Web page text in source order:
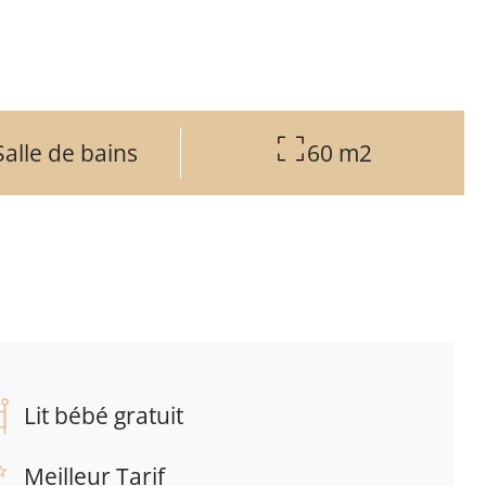
de bains 60 m2
Lit bébé gratuit
Meilleur Tarif